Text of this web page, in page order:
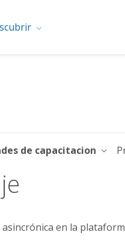
de capacitacion
en la